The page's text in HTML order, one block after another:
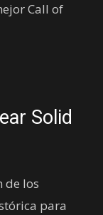
Call of
Solid
de los
para